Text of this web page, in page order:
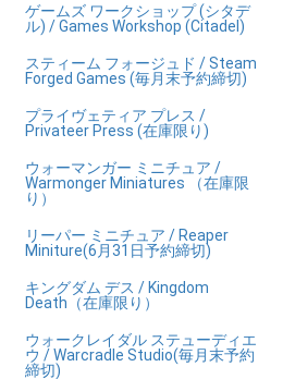
ゲームズ ワークショップ (シタデ
ル) / Games Workshop (Citadel)
スティーム フォージュド / Steam
Forged Games (毎月末予約締切)
プライヴェティア プレス /
Privateer Press (在庫限り)
ウォーマンガー ミニチュア /
Warmonger Miniatures （在庫限
り）
リーパー ミニチュア / Reaper
Miniture(6月31日予約締切)
キングダム デス / Kingdom
Death（在庫限り）
ウォークレイダル ステューディエ
ウ / Warcradle Studio(毎月末予約
締切)